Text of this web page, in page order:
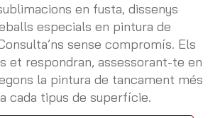
en fusta, dissenys
especials en pintura de
sense compromís. Els
et respondran, assessorant-te en
la pintura de tancament més
cada tipus de superfície.